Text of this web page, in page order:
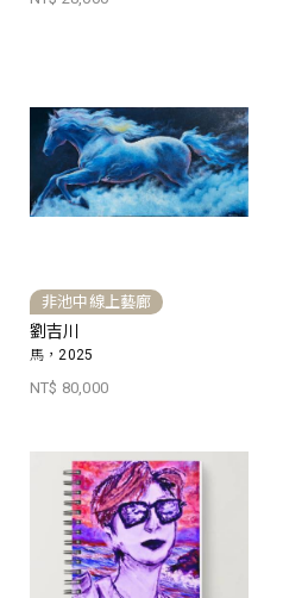
非池中線上藝廊
劉吉川
馬，2025
NT$ 80,000